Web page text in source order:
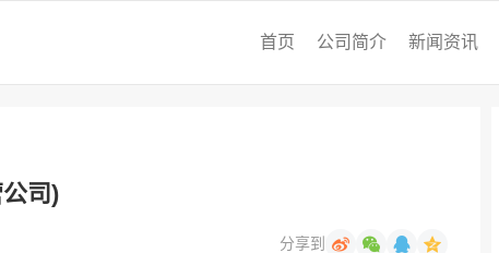
首页 公司简介 新闻资讯
司)
分享到